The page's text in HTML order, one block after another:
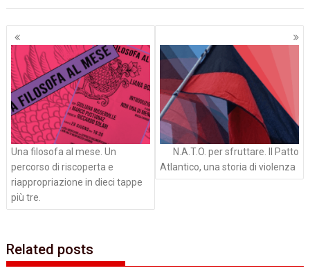
Navigazione
articoli
Una filosofa al mese. Un
percorso di riscoperta e
riappropriazione in dieci tappe
più tre.
N.A.T.O. per sfruttare. Il Patto
Atlantico, una storia di violenza
Related posts